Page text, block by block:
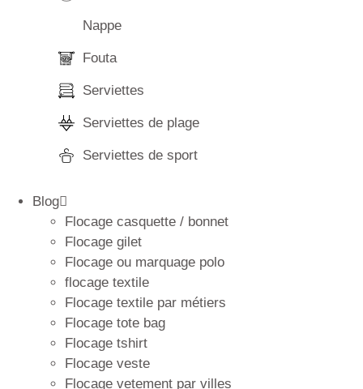
Nappe
Fouta
Serviettes
Serviettes de plage
Serviettes de sport
Blog
Flocage casquette / bonnet
Flocage gilet
Flocage ou marquage polo
flocage textile
Flocage textile par métiers
Flocage tote bag
Flocage tshirt
Flocage veste
Flocage vetement par villes